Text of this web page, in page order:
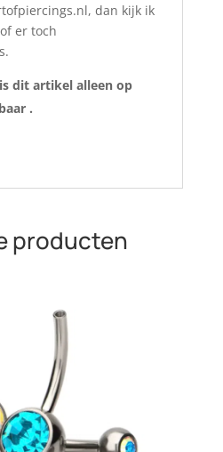
dan kijk ik
er toch
dit artikel alleen op
.
producten